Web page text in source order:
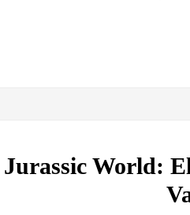
Jurassic World: